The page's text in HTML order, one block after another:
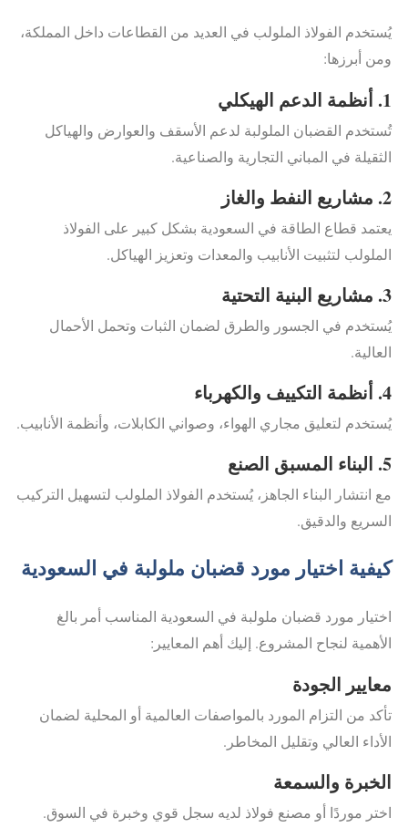
يُستخدم الفولاذ الملولب في العديد من القطاعات داخل المملكة،
ومن أبرزها:
1. أنظمة الدعم الهيكلي
تُستخدم القضبان الملولبة لدعم الأسقف والعوارض والهياكل
الثقيلة في المباني التجارية والصناعية.
2. مشاريع النفط والغاز
يعتمد قطاع الطاقة في السعودية بشكل كبير على الفولاذ
الملولب لتثبيت الأنابيب والمعدات وتعزيز الهياكل.
3. مشاريع البنية التحتية
يُستخدم في الجسور والطرق لضمان الثبات وتحمل الأحمال
العالية.
4. أنظمة التكييف والكهرباء
يُستخدم لتعليق مجاري الهواء، وصواني الكابلات، وأنظمة الأنابيب.
5. البناء المسبق الصنع
مع انتشار البناء الجاهز، يُستخدم الفولاذ الملولب لتسهيل التركيب
السريع والدقيق.
كيفية اختيار مورد قضبان ملولبة في السعودية
اختيار مورد قضبان ملولبة في السعودية المناسب أمر بالغ
الأهمية لنجاح المشروع. إليك أهم المعايير:
معايير الجودة
تأكد من التزام المورد بالمواصفات العالمية أو المحلية لضمان
الأداء العالي وتقليل المخاطر.
الخبرة والسمعة
اختر موردًا أو مصنع فولاذ لديه سجل قوي وخبرة في السوق.